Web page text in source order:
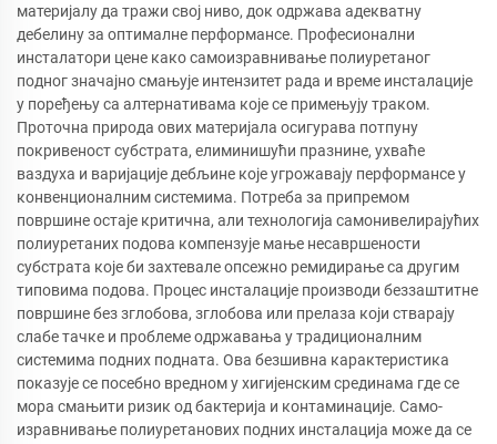
материјалу да тражи свој ниво, док одржава адекватну
дебелину за оптималне перформансе. Професионални
инсталатори цене како самоизравнивање полиуретаног
подног значајно смањује интензитет рада и време инсталације
у поређењу са алтернативама које се примењују траком.
Проточна природа ових материјала осигурава потпуну
покривеност субстрата, елиминишући празнине, ухваће
ваздуха и варијације дебљине које угрожавају перформансе у
конвенционалним системима. Потреба за припремом
површине остаје критична, али технологија самонивелирајућих
полиуретаних подова компензује мање несавршености
субстрата које би захтевале опсежно ремидирање са другим
типовима подова. Процес инсталације производи беззаштитне
површине без зглобова, зглобова или прелаза који стварају
слабе тачке и проблеме одржавања у традиционалним
системима подних подната. Ова безшивна карактеристика
показује се посебно вредном у хигијенским срединама где се
мора смањити ризик од бактерија и контаминације. Само-
изравнивање полиуретанових подних инсталација може да се